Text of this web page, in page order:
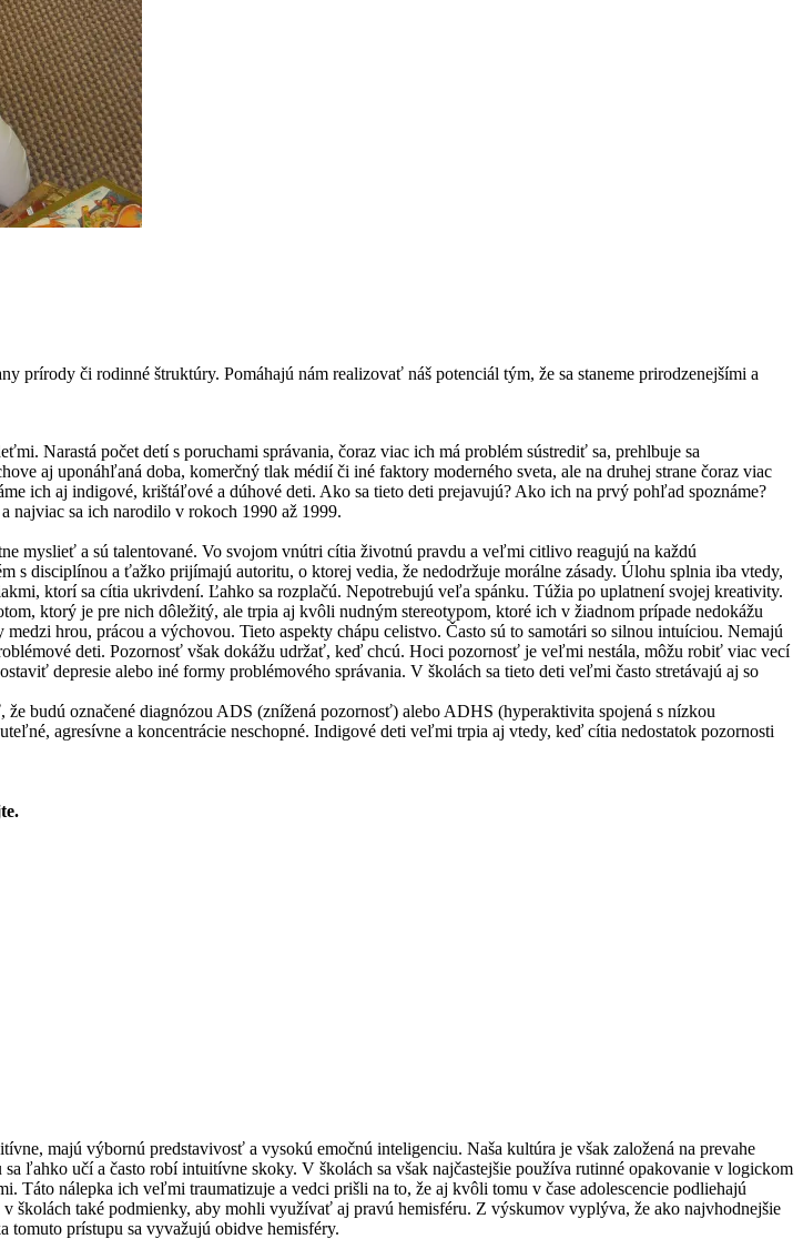
prírody či rodinné štruktúry. Pomáhajú nám realizovať náš potenciál tým, že sa staneme prirodzenejšími a
Narastá počet detí s poruchami správania, čoraz viac ich má problém sústrediť sa, prehlbuje sa
aj uponáhľaná doba, komerčný tlak médií či iné faktory moderného sveta, ale na druhej strane čoraz viac
ich aj indigové, krištáľové a dúhové deti. Ako sa tieto deti prejavujú? Ako ich na prvý pohľad spoznáme?
najviac sa ich narodilo v rokoch 1990 až 1999.
myslieť a sú talentované. Vo svojom vnútri cítia životnú pravdu a veľmi citlivo reagujú na každú
disciplínou a ťažko prijímajú autoritu, o ktorej vedia, že nedodržuje morálne zásady. Úlohu splnia iba vtedy,
ktorí sa cítia ukrivdení. Ľahko sa rozplačú. Nepotrebujú veľa spánku. Túžia po uplatnení svojej kreativity.
ktorý je pre nich dôležitý, ale trpia aj kvôli nudným stereotypom, ktoré ich v žiadnom prípade nedokážu
hrou, prácou a výchovou. Tieto aspekty chápu celistvo. Často sú to samotári so silnou intuíciou. Nemajú
deti. Pozornosť však dokážu udržať, keď chcú. Hoci pozornosť je veľmi nestála, môžu robiť viac vecí
depresie alebo iné formy problémového správania. V školách sa tieto deti veľmi často stretávajú aj so
budú označené diagnózou ADS (znížená pozornosť) alebo ADHS (hyperaktivita spojená s nízkou
agresívne a koncentrácie neschopné. Indigové deti veľmi trpia aj vtedy, keď cítia nedostatok pozornosti
majú výbornú predstavivosť a vysokú emočnú inteligenciu. Naša kultúra je však založená na prevahe
ľahko učí a často robí intuitívne skoky. V školách sa však najčastejšie používa rutinné opakovanie v logickom
Táto nálepka ich veľmi traumatizuje a vedci prišli na to, že aj kvôli tomu v čase adolescencie podliehajú
také podmienky, aby mohli využívať aj pravú hemisféru. Z výskumov vyplýva, že ako najvhodnejšie
prístupu sa vyvažujú obidve hemisféry.